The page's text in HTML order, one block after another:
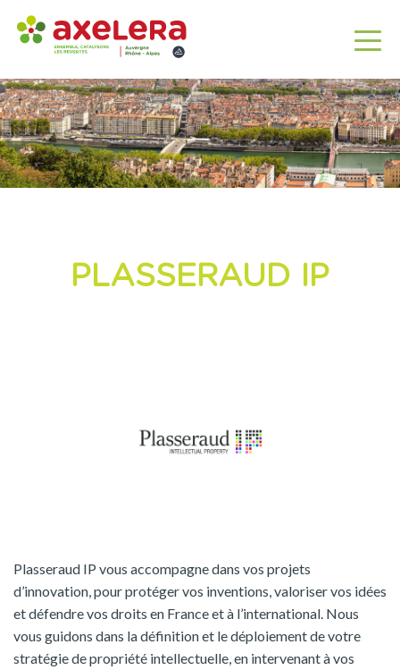
PLASSERAUD IP
Plasseraud IP vous accompagne dans vos projets
d’innovation, pour protéger vos inventions, valoriser vos idées
et défendre vos droits en France et à l’international. Nous
vous guidons dans la définition et le déploiement de votre
stratégie de propriété intellectuelle, en intervenant à vos